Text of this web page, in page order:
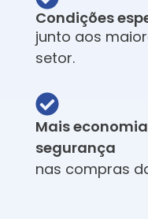
Condições
junto aos
setor.
Mais
segurança
nas compras